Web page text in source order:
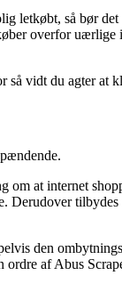
letkøbt, så bør
overfor uærlige
vidt du agter at
om at internet
Derudover
den
ordre af Abus